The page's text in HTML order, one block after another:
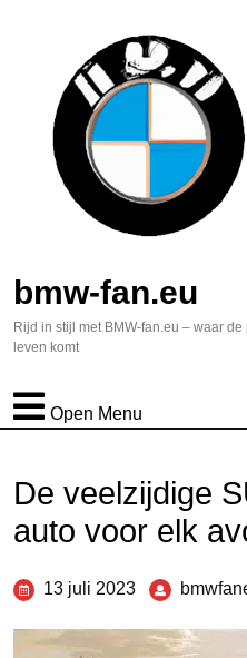
bmw-fan.eu
Rijd in stijl met BMW-fan.eu – waar
leven komt
Open Menu
De veelzijdige
auto voor elk
13 juli 2023